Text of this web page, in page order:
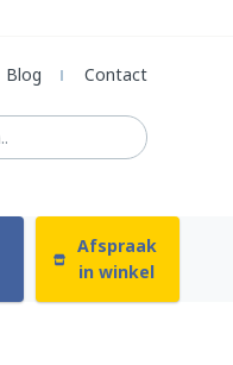
Blog Contact
Afspraak
in winkel